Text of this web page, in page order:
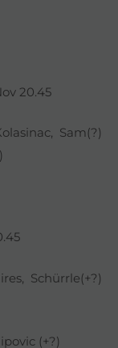
20.45
Sam(?)
Schürrle(+?)
(+?)